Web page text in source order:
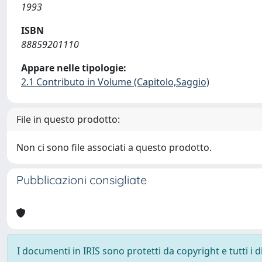
1993
ISBN
88859201110
Appare nelle tipologie:
2.1 Contributo in Volume (Capitolo,Saggio)
File in questo prodotto:
Non ci sono file associati a questo prodotto.
Pubblicazioni consigliate
I documenti in IRIS sono protetti da copyright e tutti i